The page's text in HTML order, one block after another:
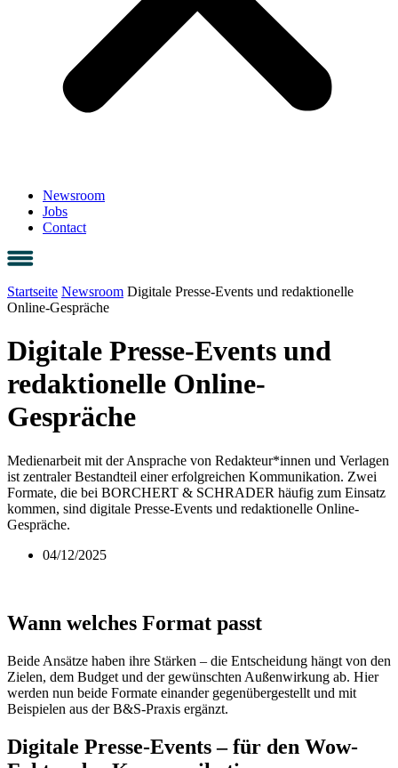
Newsroom
Jobs
Contact
Startseite Newsroom Digitale Presse-Events und redaktionelle
Online-Gespräche
Digitale Presse-Events und
redaktionelle Online-
Gespräche
Medienarbeit mit der Ansprache von Redakteur*innen und Verlagen
ist zentraler Bestandteil einer erfolgreichen Kommunikation. Zwei
Formate, die bei BORCHERT & SCHRADER häufig zum Einsatz
kommen, sind digitale Presse-Events und redaktionelle Online-
Gespräche.
04/12/2025
Wann welches Format passt
Beide Ansätze haben ihre Stärken – die Entscheidung hängt von den
Zielen, dem Budget und der gewünschten Außenwirkung ab. Hier
werden nun beide Formate einander gegenübergestellt und mit
Beispielen aus der B&S-Praxis ergänzt.
Digitale Presse-Events – für den Wow-